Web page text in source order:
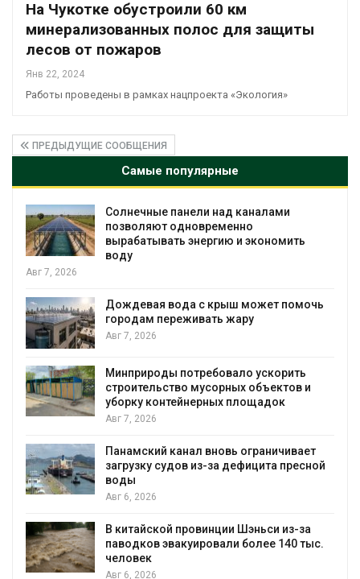
На Чукотке обустроили 60 км
минерализованных полос для защиты
лесов от пожаров
Янв 22, 2024
Работы проведены в рамках нацпроекта «Экология»
ПРЕДЫДУЩИЕ СООБЩЕНИЯ
Самые популярные
помочь
ускорить
объектов и
пресной
из-за
140 тыс.
Учёные предложили
воду из воздуха с помощью
Авг 6, 2026
сентябре
Авг 6, 2026
биомассы из-за засух,
рубок
Авг 6, 2026
новые места произрастания
краснокнижных растений
«животный» белок для
мяса